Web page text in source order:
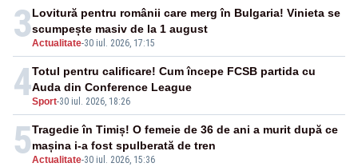
3Actualitate-30 iul. 2026, 17:15
Lovitură pentru românii care merg în Bulgaria! Vinieta se
scumpește masiv de la 1 august
4Sport-30 iul. 2026, 18:26
Totul pentru calificare! Cum începe FCSB partida cu
Auda din Conference League
5Actualitate-30 iul. 2026, 15:36
Tragedie în Timiș! O femeie de 36 de ani a murit după ce
mașina i-a fost spulberată de tren